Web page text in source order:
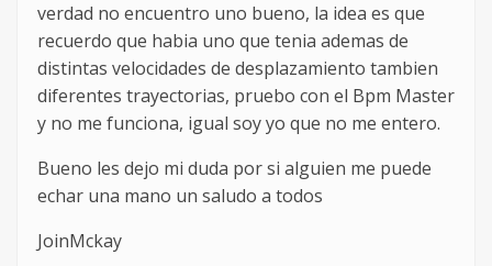
verdad no encuentro uno bueno, la idea es que
recuerdo que habia uno que tenia ademas de
distintas velocidades de desplazamiento tambien
diferentes trayectorias, pruebo con el Bpm Master
y no me funciona, igual soy yo que no me entero.
Bueno les dejo mi duda por si alguien me puede
echar una mano un saludo a todos
JoinMckay